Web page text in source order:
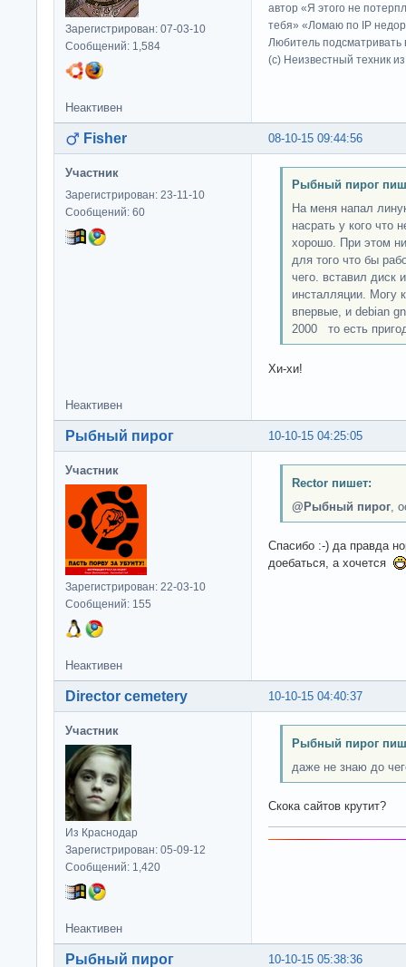
Зарегистрирован: 07-03-10
Сообщений: 1,584
автор «Я этого не
тебя» «Ломаю по IP
Любитель подсматривать
(c) Неизвестный техник
Неактивен
08-10-15 09:44:56
Fisher
Участник
Зарегистрирован: 23-11-10
Сообщений: 60
Рыбный пирог
На меня напал
насрать у кого что
хорошо. При этом
для того что бы
чего. вставил диск
инсталляции. Могу
впервые, и debian
2000 то есть
Хи-хи!
Неактивен
10-10-15 04:25:05
Рыбный пирог
Участник
Зарегистрирован: 22-03-10
Сообщений: 155
Rector пишет:
@Рыбный пирог,
Спасибо :-) да правда
доебаться, а хочется
Неактивен
10-10-15 04:40:37
Director cemetery
Участник
Из Краснодар
Зарегистрирован: 05-09-12
Сообщений: 1,420
Рыбный пирог
даже не знаю до
Скока сайтов крутит?
Неактивен
10-10-15 05:38:36
Рыбный пирог